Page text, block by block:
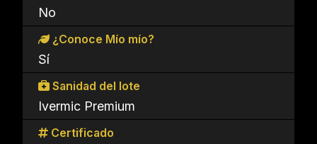
No
¿Conoce Mío mío?
Sí
Sanidad del lote
Ivermic Premium
Certificado